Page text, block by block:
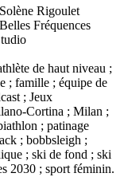
Rigoulet
Fréquences
de haut niveau ;
; famille ; équipe de
; Jeux
Cortina ; Milan ;
; patinage
; bobbsleigh ;
; ski de fond ; ski
2030 ; sport féminin.